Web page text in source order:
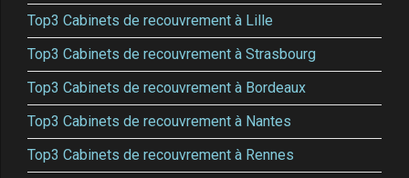
Top3 Cabinets de recouvrement à Lille
Top3 Cabinets de recouvrement à Strasbourg
Top3 Cabinets de recouvrement à Bordeaux
Top3 Cabinets de recouvrement à Nantes
Top3 Cabinets de recouvrement à Rennes